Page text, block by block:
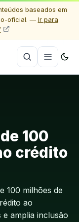
baseados em
oficial. — Ir para
100
crédito
100 milhões de
ao
amplia inclusão